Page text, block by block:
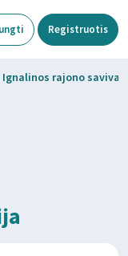
Registruotis
rajono